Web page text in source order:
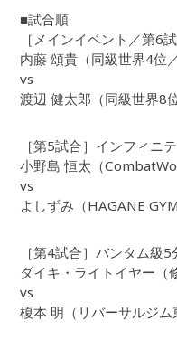
■試合順
［メインイベント／第6
内藤 頌貴（同級世界4位
vs
渡辺 健太郎（同級世界8
［第5試合］インフィニ
小野島 恒太（
vs
よしずみ（HAGANE GYM
［第4試合］バンタム級5
ダイキ・ライトイヤー（
vs
榎本 明（リバーサルジム